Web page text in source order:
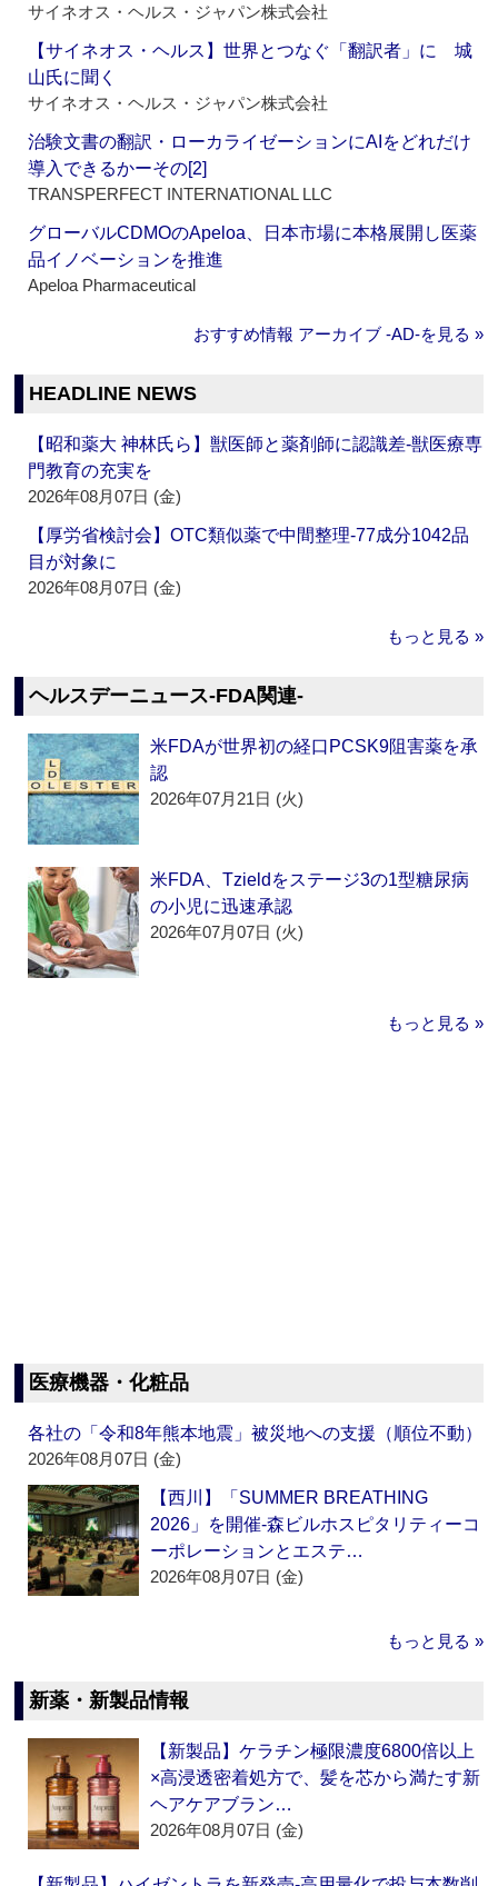
サイネオス・ヘルス・ジャパン株式会社
【サイネオス・ヘルス】世界とつなぐ「翻訳者」に 城
山氏に聞く
サイネオス・ヘルス・ジャパン株式会社
治験文書の翻訳・ローカライゼーションにAIをどれだけ
導入できるかーその[2]
TRANSPERFECT INTERNATIONAL LLC
グローバルCDMOのApeloa、日本市場に本格展開し医薬
品イノベーションを推進
Apeloa Pharmaceutical
おすすめ情報 アーカイブ ‐AD‐を見る »
HEADLINE NEWS
【昭和薬大 神林氏ら】獣医師と薬剤師に認識差‐獣医療専
門教育の充実を
2026年08月07日 (金)
【厚労省検討会】OTC類似薬で中間整理‐77成分1042品
目が対象に
2026年08月07日 (金)
もっと見る »
ヘルスデーニュース‐FDA関連‐
米FDAが世界初の経口PCSK9阻害薬を承
認
2026年07月21日 (火)
米FDA、Tzieldをステージ3の1型糖尿病
の小児に迅速承認
2026年07月07日 (火)
もっと見る »
医療機器・化粧品
各社の「令和8年熊本地震」被災地への支援（順位不動）
2026年08月07日 (金)
【西川】「SUMMER BREATHING
2026」を開催‐森ビルホスピタリティーコ
ーポレーションとエステ…
2026年08月07日 (金)
もっと見る »
新薬・新製品情報
【新製品】ケラチン極限濃度6800倍以上
×高浸透密着処方で、髪を芯から満たす新
ヘアケアブラン…
2026年08月07日 (金)